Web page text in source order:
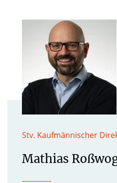
Stv. Kaufmännischer
Mathias